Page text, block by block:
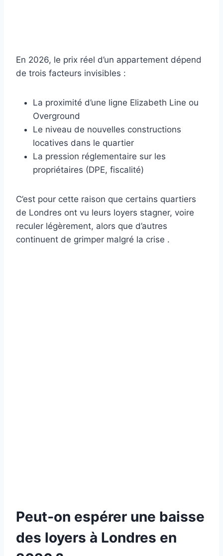
En 2026, le prix réel d’un appartement dépend
de trois facteurs invisibles :
La proximité d’une ligne Elizabeth Line ou
Overground
Le niveau de nouvelles constructions
locatives dans le quartier
La pression réglementaire sur les
propriétaires (DPE, fiscalité)
C’est pour cette raison que certains quartiers
de Londres ont vu leurs loyers stagner, voire
reculer légèrement, alors que d’autres
continuent de grimper malgré la crise .
Peut‑on espérer une baisse
des loyers à Londres en